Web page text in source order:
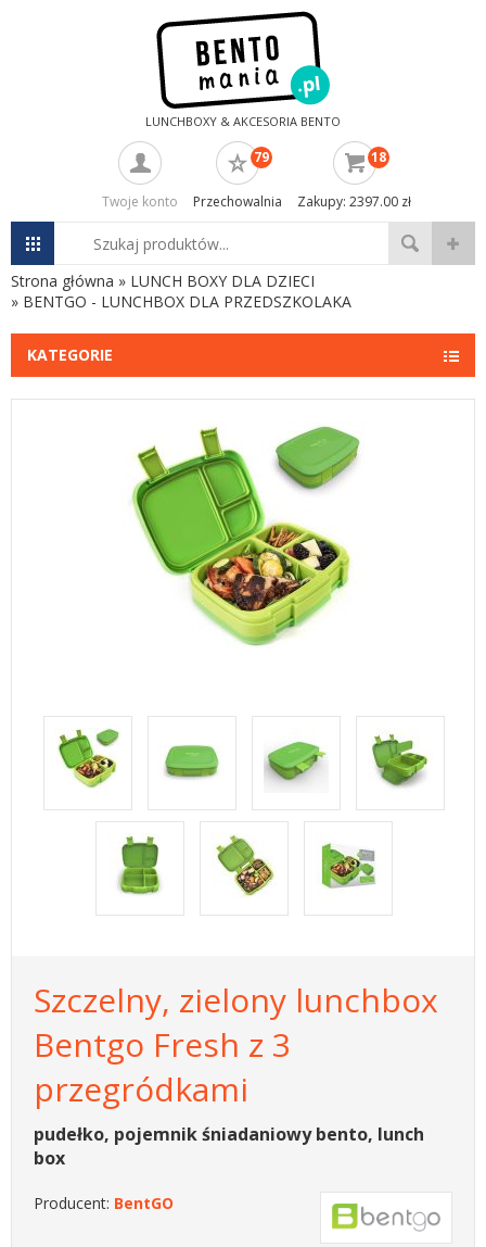
LUNCHBOXY & AKCESORIA BENTO
Twoje konto
79
Przechowalnia
18
Zakupy: 2397.00 zł
Strona główna » LUNCH BOXY DLA DZIECI
» BENTGO - LUNCHBOX DLA PRZEDSZKOLAKA
KATEGORIE
Szczelny, zielony lunchbox
Bentgo Fresh z 3
przegródkami
pudełko, pojemnik śniadaniowy bento, lunch
box
Producent: BentGO